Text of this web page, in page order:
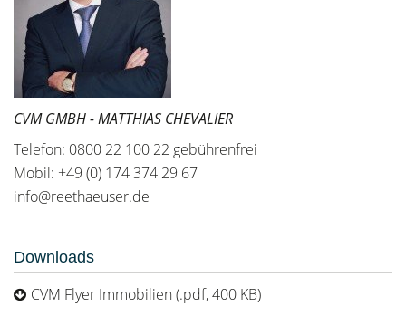
CVM GMBH - MATTHIAS CHEVALIER
Telefon: 0800 22 100 22 gebührenfrei
Mobil: +49 (0) 174 374 29 67
info@reethaeuser.de
Downloads
CVM Flyer Immobilien (.pdf, 400 KB)